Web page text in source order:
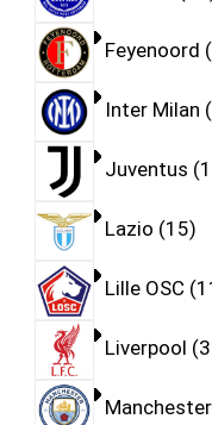
Feyenoord
Inter Milan
Juventus
Lazio 15
Lille OSC
Liverpool